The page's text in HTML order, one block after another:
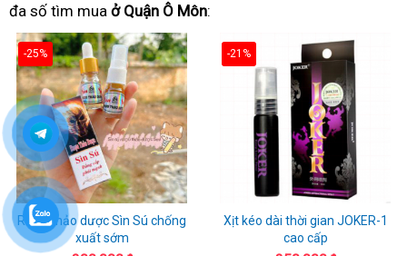
đa số tìm mua ở Quận Ô Môn:
-25%
Rượu thảo dược Sìn Sú chống
xuất sớm
-21%
Xịt kéo dài thời gian JOKER-1
cao cấp